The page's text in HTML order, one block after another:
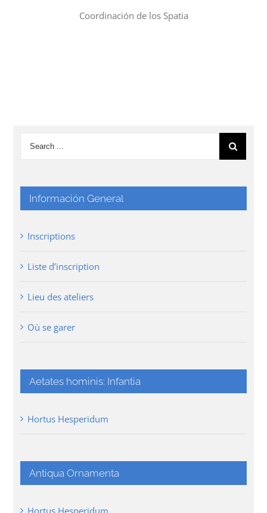
Coordinación de los Spatia
Información General
Inscriptions
Liste d’inscription
Lieu des ateliers
Où se garer
Aetates hominis: Infantia
Hortus Hesperidum
Antiqua Ornamenta